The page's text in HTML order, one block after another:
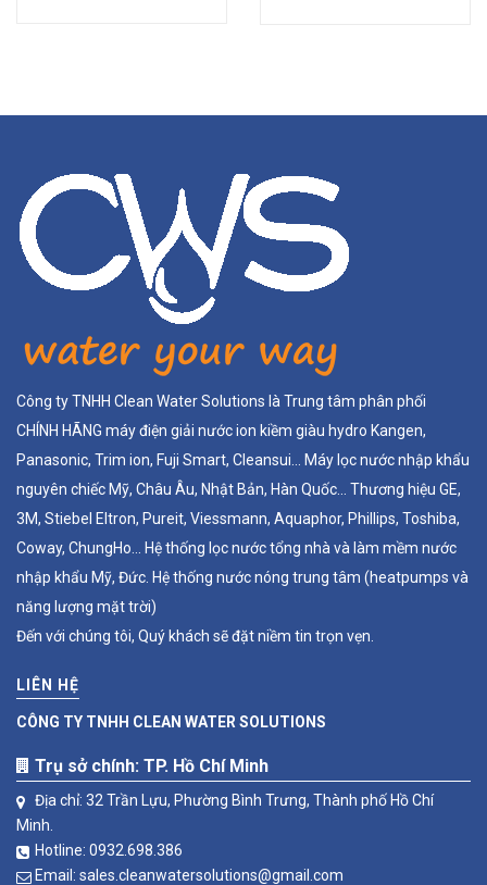
Công ty TNHH Clean Water Solutions là Trung tâm phân phối
CHÍNH HÃNG máy điện giải nước ion kiềm giàu hydro Kangen,
Panasonic, Trim ion, Fuji Smart, Cleansui... Máy lọc nước nhập khẩu
nguyên chiếc Mỹ, Châu Âu, Nhật Bản, Hàn Quốc... Thương hiệu GE,
3M, Stiebel Eltron, Pureit, Viessmann, Aquaphor, Phillips, Toshiba,
Coway, ChungHo... Hệ thống lọc nước tổng nhà và làm mềm nước
nhập khẩu Mỹ, Đức. Hệ thống nước nóng trung tâm (heatpumps và
năng lượng mặt trời)
Đến với chúng tôi, Quý khách sẽ đặt niềm tin trọn vẹn.
LIÊN HỆ
CÔNG TY TNHH CLEAN WATER SOLUTIONS
Trụ sở chính: TP. Hồ Chí Minh
Địa chỉ: 32 Trần Lựu, Phường Bình Trưng, Thành phố Hồ Chí
Minh.
Hotline: 0932.698.386
Email: sales.cleanwatersolutions@gmail.com